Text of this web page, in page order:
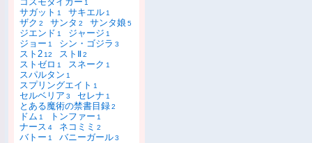
1
サガット 1 サキエル 1
ザク 2 サンタ 2 サンタ娘 5
ジエンド 1 ジャージ 1
ジョー 1 シン・ゴジラ 3
スト2 12 ストⅡ2
ストゼロ 1 スネーク 1
スパルタン 1
スプリングエイト 1
セルベリア 3 セレナ 1
とある魔術の禁書目録2
ドム 1 トンファー 1
ナース 4 ネコミミ 2
バトー 1 バニーガール3